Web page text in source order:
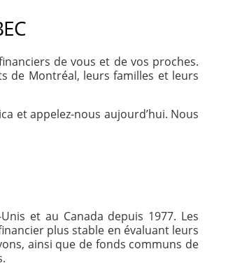
de vous et de vos proches.
de Montréal, leurs familles et leurs
et appelez-nous aujourd’hui. Nous
et au Canada depuis 1977. Les
plus stable en évaluant leurs
ainsi que de fonds communs de